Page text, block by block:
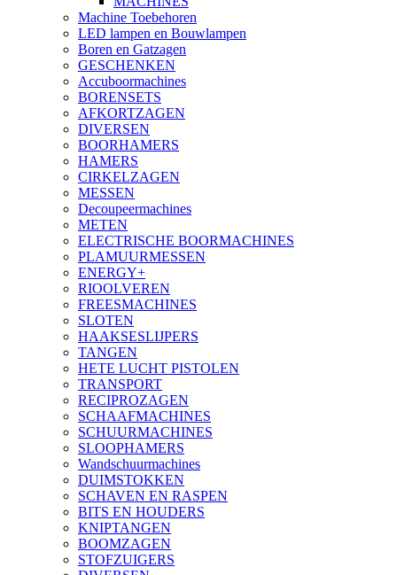
Machine Toebehoren
LED lampen en Bouwlampen
Boren en Gatzagen
GESCHENKEN
Accuboormachines
BORENSETS
AFKORTZAGEN
DIVERSEN
BOORHAMERS
HAMERS
CIRKELZAGEN
MESSEN
Decoupeermachines
METEN
ELECTRISCHE BOORMACHINES
PLAMUURMESSEN
ENERGY+
RIOOLVEREN
FREESMACHINES
SLOTEN
HAAKSESLIJPERS
TANGEN
HETE LUCHT PISTOLEN
TRANSPORT
RECIPROZAGEN
SCHAAFMACHINES
SCHUURMACHINES
SLOOPHAMERS
Wandschuurmachines
DUIMSTOKKEN
SCHAVEN EN RASPEN
BITS EN HOUDERS
KNIPTANGEN
BOOMZAGEN
STOFZUIGERS